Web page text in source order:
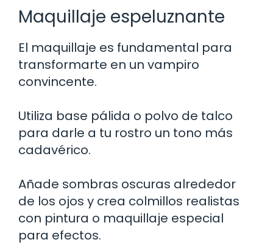
Maquillaje espeluznante
El maquillaje es fundamental para
transformarte en un vampiro
convincente.
Utiliza base pálida o polvo de talco
para darle a tu rostro un tono más
cadavérico.
Añade sombras oscuras alrededor
de los ojos y crea colmillos realistas
con pintura o maquillaje especial
para efectos.